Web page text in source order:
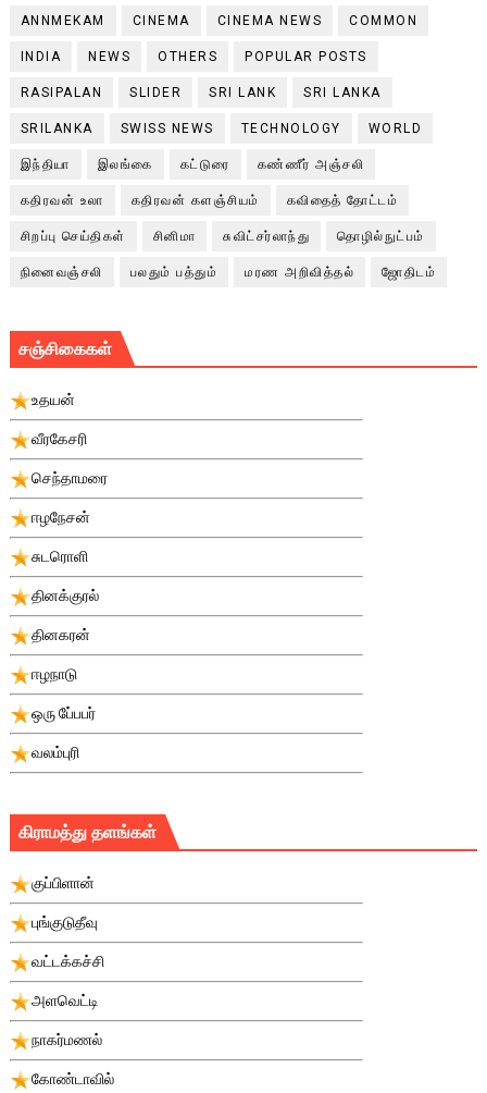
ANNMEKAM CINEMA CINEMA NEWS COMMON
INDIA NEWS OTHERS POPULAR POSTS
RASIPALAN SLIDER SRI LANK SRI LANKA
SRILANKA SWISS NEWS TECHNOLOGY WORLD
இந்தியா இலங்கை கட்டுரை கண்ணீர் அஞ்சலி
கதிரவன் உலா கதிரவன் களஞ்சியம் கவிதைத் தோட்டம்
சிறப்பு செய்திகள் சினிமா சுவிட்சர்லாந்து தொழில்நுட்பம்
நினைவஞ்சலி பலதும் பத்தும் மரண அறிவித்தல் ஜோதிடம்
சஞ்சிகைகள்
உதயன்
வீரகேசரி
செந்தாமரை
ஈழநேசன்
சுடரொளி
தினக்குரல்
தினகரன்
ஈழநாடு
ஒரு பே்பபர்
வலம்புரி
கிராமத்து தளங்கள்
குப்பிளான்
புங்குடுதீவு
வட்டக்கச்சி
அளவெட்டி
நாகர்மணல்
கோண்டாவில்